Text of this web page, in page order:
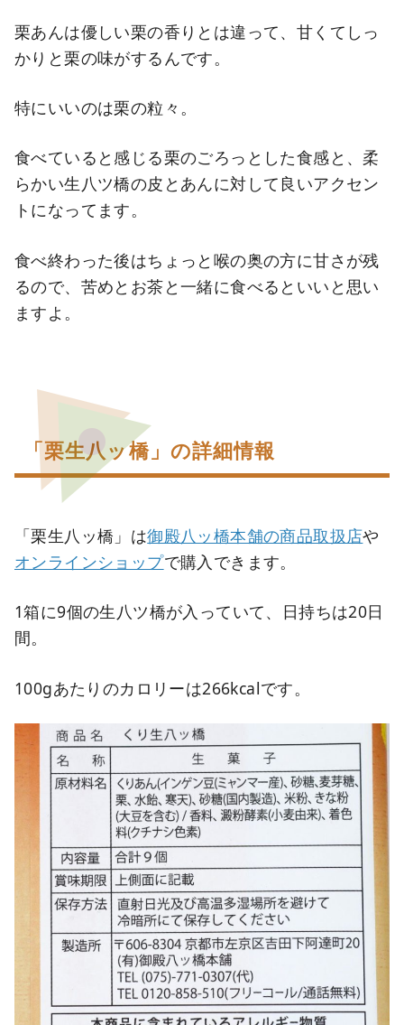
栗あんは優しい栗の香りとは違って、甘くてしっ
かりと栗の味がするんです。
特にいいのは栗の粒々。
食べていると感じる栗のごろっとした食感と、柔
らかい生八ツ橋の皮とあんに対して良いアクセン
トになってます。
食べ終わった後はちょっと喉の奥の方に甘さが残
るので、苦めとお茶と一緒に食べるといいと思い
ますよ。
「栗生八ッ橋」の詳細情報
「栗生八ッ橋」は御殿八ッ橋本舗の商品取扱店や
オンラインショップで購入できます。
1箱に9個の生八ツ橋が入っていて、日持ちは20日
間。
100gあたりのカロリーは266kcalです。